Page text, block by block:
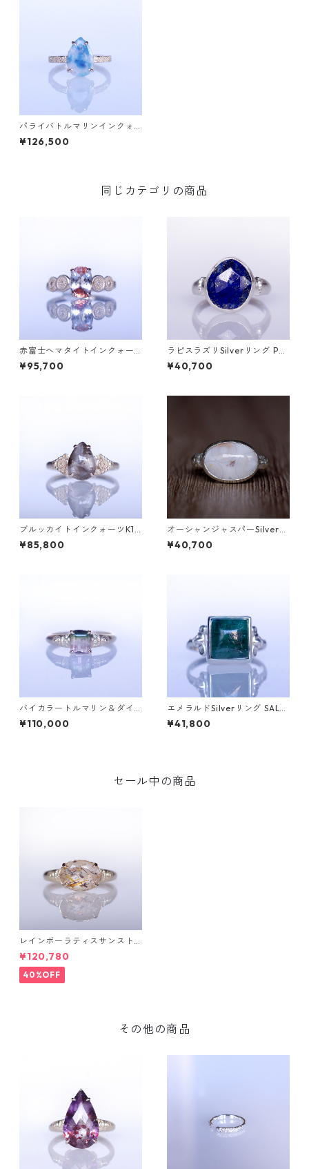
パライバトルマリンインクォ
ーツK10リング GRADINA(グ
ラディナ) [G113]
¥126,500
同じカテゴリの商品
赤富士ヘマタイトインクォー
ツK10リング DAHMA(ダーマ)
[D052]
¥95,700
ラピスラズリSilverリング PA
O(パオ）[P002]
¥40,700
ブルッカイトインクォーツK10
リング MALWA (マルワ)[M24
4]
¥85,800
オーシャンジャスパーSilverリ
ング EPA(エパ）[E001]
¥40,700
バイカラートルマリン＆ダイ
ヤK10リング FATA(ファタ）[F
016]
¥110,000
エメラルドSilverリング SALG
A(サルガ）[S005]
¥41,800
セール中の商品
レインボーラティスサンスト
ーン＆ダイヤK10リング FATA
(ファタ）[F019]
¥120,780
40%OFF
その他の商品